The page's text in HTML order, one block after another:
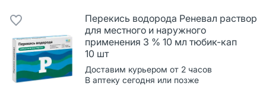
Перекись водорода Реневал раствор
для местного и наружного
применения 3 % 10 мл тюбик-кап
10 шт
Доставим курьером от 2 часов
В аптеку сегодня или позже